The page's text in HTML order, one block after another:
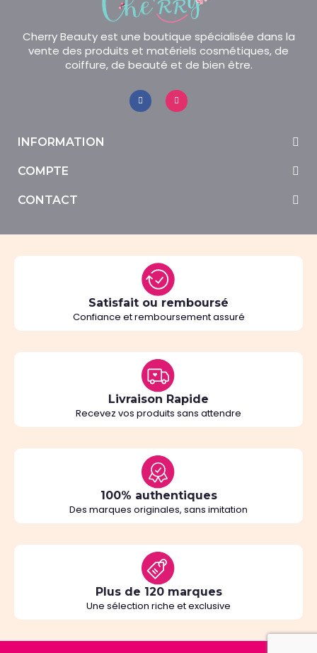
Cherry Beauty est une boutique spécialisée dans la
vente des produits et matériels cosmétiques, de
coiffure, de beauté et de bien être.
INFORMATION
COMPTE
CONTACT
Satisfait ou remboursé
Confiance et remboursement assuré
Livraison Rapide
Recevez vos produits sans attendre
100% authentiques
Des marques originales, sans imitation
Plus de 120 marques
Une sélection riche et exclusive